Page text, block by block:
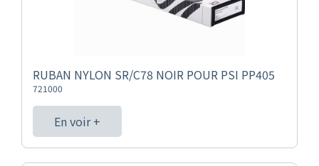
RUBAN NYLON SR/C78 NOIR POUR PSI PP405
721000
En voir +